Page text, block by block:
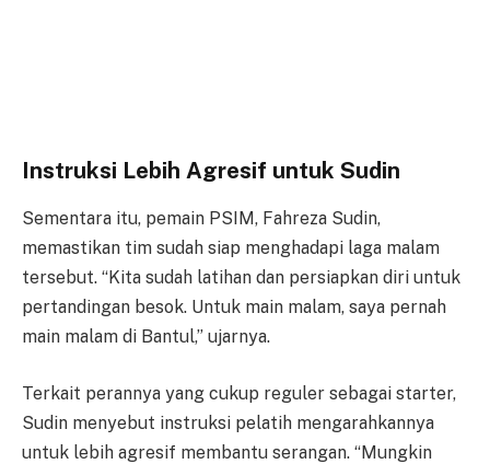
Instruksi Lebih Agresif untuk Sudin
Sementara itu, pemain PSIM, Fahreza Sudin,
memastikan tim sudah siap menghadapi laga malam
tersebut. “Kita sudah latihan dan persiapkan diri untuk
pertandingan besok. Untuk main malam, saya pernah
main malam di Bantul,” ujarnya.
Terkait perannya yang cukup reguler sebagai starter,
Sudin menyebut instruksi pelatih mengarahkannya
untuk lebih agresif membantu serangan. “Mungkin